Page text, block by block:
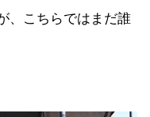
、こちらではまだ誰